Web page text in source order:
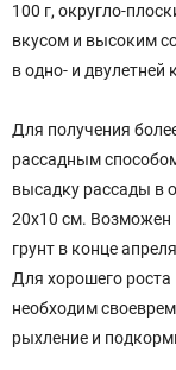
100 г, округло-
вкусом и высоким
в одно- и двулетней
Для получения
рассадным
высадку рассады в
20x10 см. Возможен
грунт в конце
Для хорошего
необходим
рыхление и